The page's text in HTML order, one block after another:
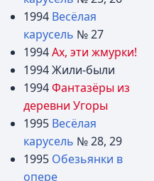
1994 Весёлая
карусель № 27
1994Ах, эти жмурки!
1994 Жили-были
1994Фантазёры из
деревни Угоры
1995 Весёлая
карусель № 28, 29
1995 Обезьянки в
опере